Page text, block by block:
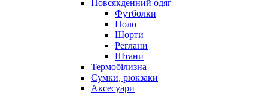
Повсякденний одяг
Футболки
Поло
Шорти
Реглани
Штани
Термобілизна
Сумки, рюкзаки
Аксесуари